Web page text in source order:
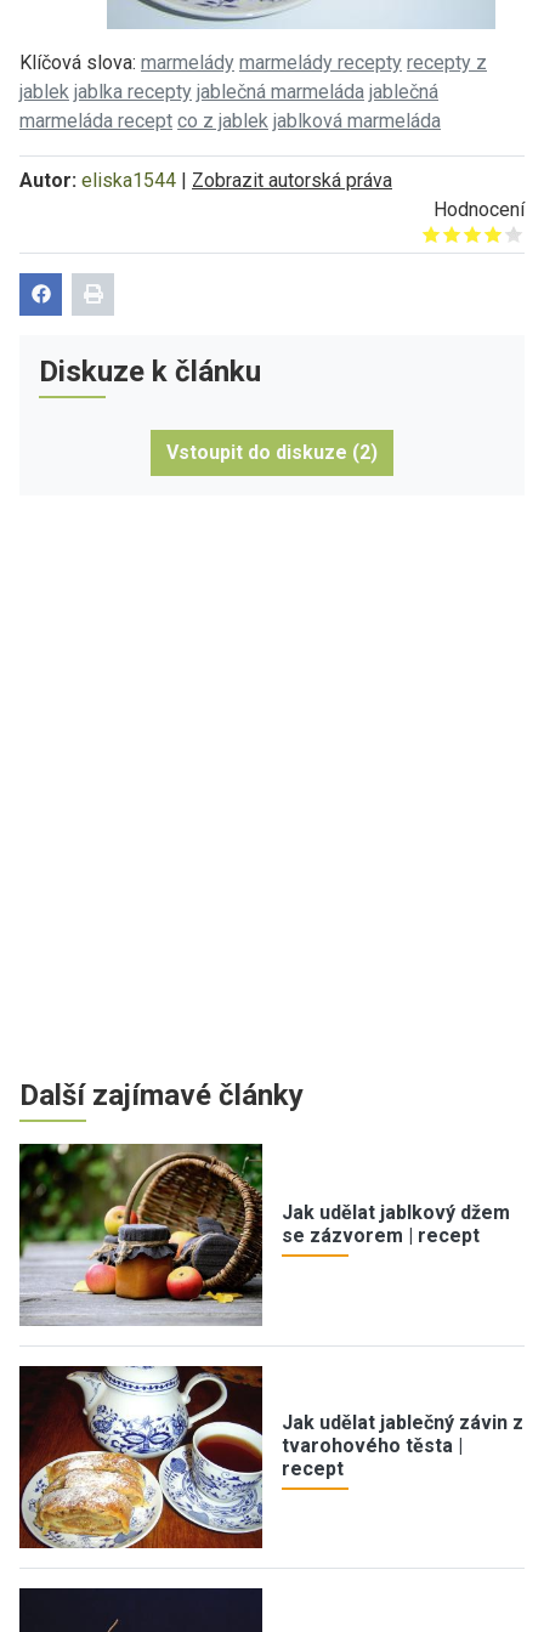
Klíčová slova: marmelády marmelády recepty recepty z
jablek jablka recepty jablečná marmeláda jablečná
marmeláda recept co z jablek jablková marmeláda
Autor: eliska1544 | Zobrazit autorská práva
Hodnocení
Give it 1/5
Give it 2/5
Give it 3/5
Give it 4/5
Give it 5/5
Diskuze k článku
Vstoupit do diskuze (2)
Další zajímavé články
Jak udělat jablkový džem
se zázvorem | recept
Jak udělat jablečný závin z
tvarohového těsta |
recept